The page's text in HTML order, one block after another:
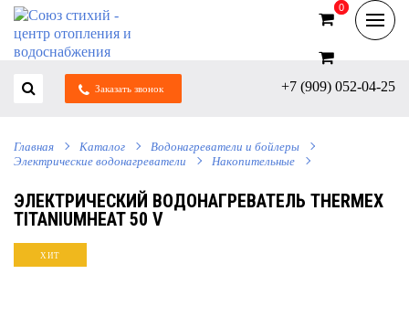
+7 (909) 052-04-25
Заказать звонок
0
0
Главная Каталог
Водонагреватели и бойлеры
Электрические водонагреватели
Накопительные
ЭЛЕКТРИЧЕСКИЙ ВОДОНАГРЕВАТЕЛЬ THERMEX
TITANIUMHEAT 50 V
ХИТ